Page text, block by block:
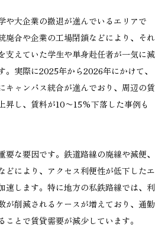
や大企業の撤退が進んでいるエリアで
廃合や企業の工場閉鎖などにより、それ
支えていた学生や単身赴任者が一気に減
。実際に2025年から2026年にかけて、
キャンパス統合が進んでおり、周辺の賃
昇し、賃料が10〜15%下落した事例も
要な要因です。鉄道路線の廃線や減便、
どにより、アクセス利便性が低下したエ
速します。特に地方の私鉄路線では、利
が削減されるケースが増えており、通勤
とで賃貸需要が減少しています。